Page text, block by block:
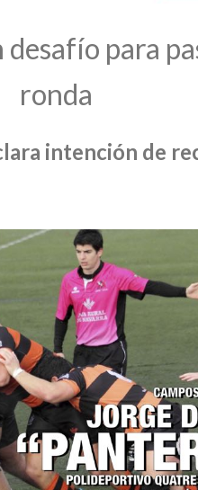
para
ronda
intención de